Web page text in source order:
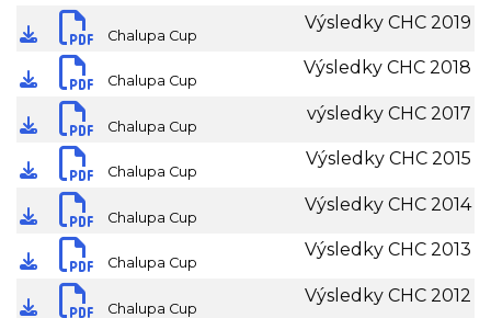
stáhnout dokument
Chalupa Cup
Výsledky CHC 2019
stáhnout dokument
Chalupa Cup
Výsledky CHC 2018
stáhnout dokument
Chalupa Cup
výsledky CHC 2017
stáhnout dokument
Chalupa Cup
Výsledky CHC 2015
stáhnout dokument
Chalupa Cup
Výsledky CHC 2014
stáhnout dokument
Chalupa Cup
Výsledky CHC 2013
stáhnout dokument
Chalupa Cup
Výsledky CHC 2012